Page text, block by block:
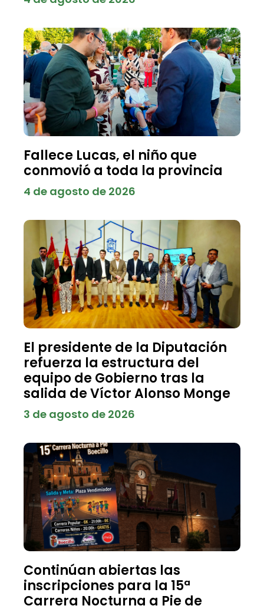
Fallece Lucas, el niño que
conmovió a toda la provincia
4 de agosto de 2026
El presidente de la Diputación
refuerza la estructura del
equipo de Gobierno tras la
salida de Víctor Alonso Monge
3 de agosto de 2026
Continúan abiertas las
inscripciones para la 15ª
Carrera Nocturna a Pie de